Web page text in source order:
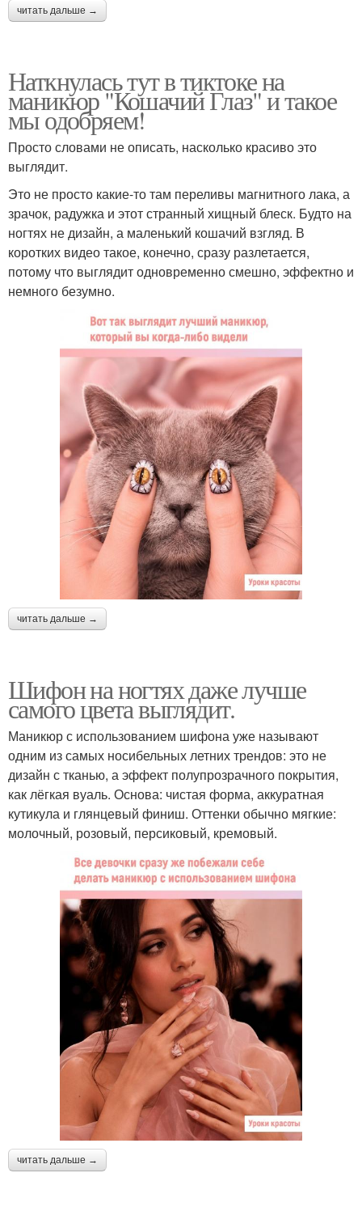
читать дальше →
Наткнулась тут в тиктоке на
маникюр "Кошачий Глаз" и такое
мы одобряем!
Просто словами не описать, насколько красиво это
выглядит.
Это не просто какие-то там переливы магнитного лака, а
зрачок, радужка и этот странный хищный блеск. Будто на
ногтях не дизайн, а маленький кошачий взгляд. В
коротких видео такое, конечно, сразу разлетается,
потому что выглядит одновременно смешно, эффектно и
немного безумно.
читать дальше →
Шифон на ногтях даже лучше
самого цвета выглядит.
Маникюр с использованием шифона уже называют
одним из самых носибельных летних трендов: это не
дизайн с тканью, а эффект полупрозрачного покрытия,
как лёгкая вуаль. Основа: чистая форма, аккуратная
кутикула и глянцевый финиш. Оттенки обычно мягкие:
молочный, розовый, персиковый, кремовый.
читать дальше →